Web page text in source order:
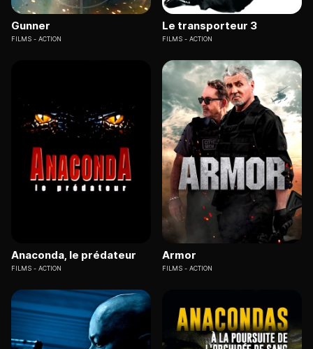
Gunner
FILMS ACTION
Le transporteur 3
FILMS ACTION
Anaconda, le prédateur
FILMS ACTION
Armor
FILMS ACTION